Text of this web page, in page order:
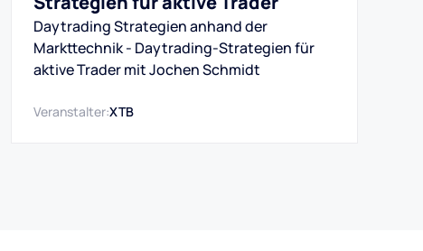
Daytrading Strategien anhand der
Markttechnik - Daytrading-Strategien für
aktive Trader mit Jochen Schmidt
Veranstalter:XTB